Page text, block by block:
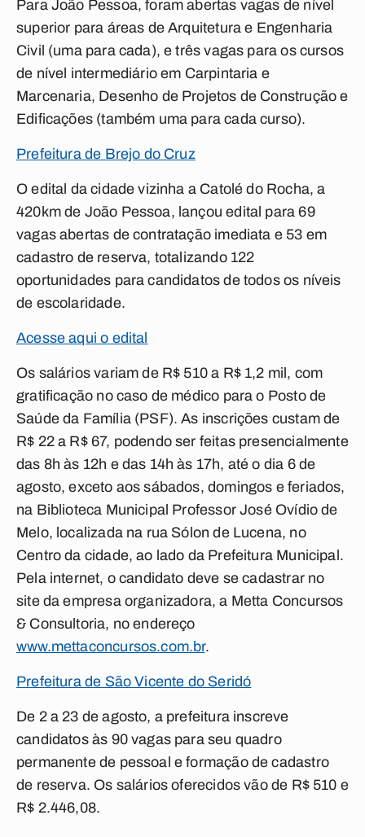
Para João Pessoa, foram abertas vagas de nível
superior para áreas de Arquitetura e Engenharia
Civil (uma para cada), e três vagas para os cursos
de nível intermediário em Carpintaria e
Marcenaria, Desenho de Projetos de Construção e
Edificações (também uma para cada curso).
Prefeitura de Brejo do Cruz
O edital da cidade vizinha a Catolé do Rocha, a
420km de João Pessoa, lançou edital para 69
vagas abertas de contratação imediata e 53 em
cadastro de reserva, totalizando 122
oportunidades para candidatos de todos os níveis
de escolaridade.
Acesse aqui o edital
Os salários variam de R$ 510 a R$ 1,2 mil, com
gratificação no caso de médico para o Posto de
Saúde da Família (PSF). As inscrições custam de
R$ 22 a R$ 67, podendo ser feitas presencialmente
das 8h às 12h e das 14h às 17h, até o dia 6 de
agosto, exceto aos sábados, domingos e feriados,
na Biblioteca Municipal Professor José Ovídio de
Melo, localizada na rua Sólon de Lucena, no
Centro da cidade, ao lado da Prefeitura Municipal.
Pela internet, o candidato deve se cadastrar no
site da empresa organizadora, a Metta Concursos
& Consultoria, no endereço
www.mettaconcursos.com.br.
Prefeitura de São Vicente do Seridó
De 2 a 23 de agosto, a prefeitura inscreve
candidatos às 90 vagas para seu quadro
permanente de pessoal e formação de cadastro
de reserva. Os salários oferecidos vão de R$ 510 e
R$ 2.446,08.